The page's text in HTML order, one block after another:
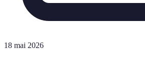
18 mai 2026